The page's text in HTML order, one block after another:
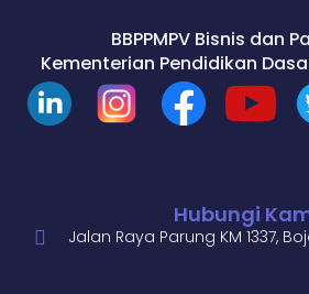
BBPPMPV Bisnis dan
Kementerian Pendidikan
Hubungi
Jalan Raya Parung KM 1337,